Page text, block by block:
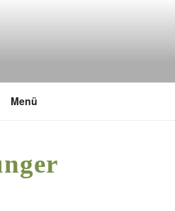
Menü